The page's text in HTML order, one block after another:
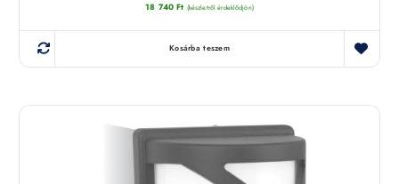
18 740Ft (készletről érdeklődjön)
Kosárba teszem